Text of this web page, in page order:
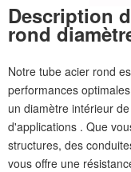
Description
rond
Notre tube acier rond
performances
un diamètre intérieur
d'applications . Que
structures, des
vous offre une